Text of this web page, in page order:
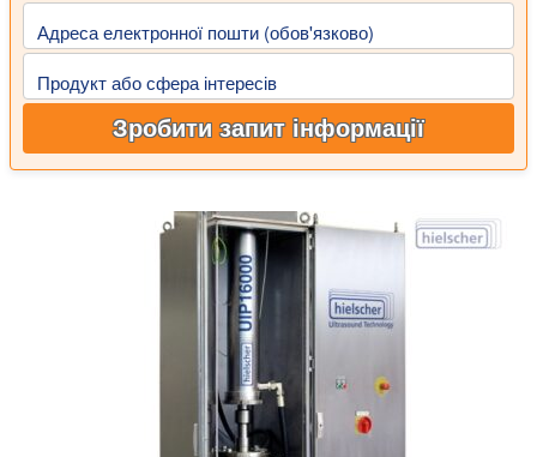
Адреса електронної пошти (обов'язково)
Продукт або сфера інтересів
Зробити запит інформації